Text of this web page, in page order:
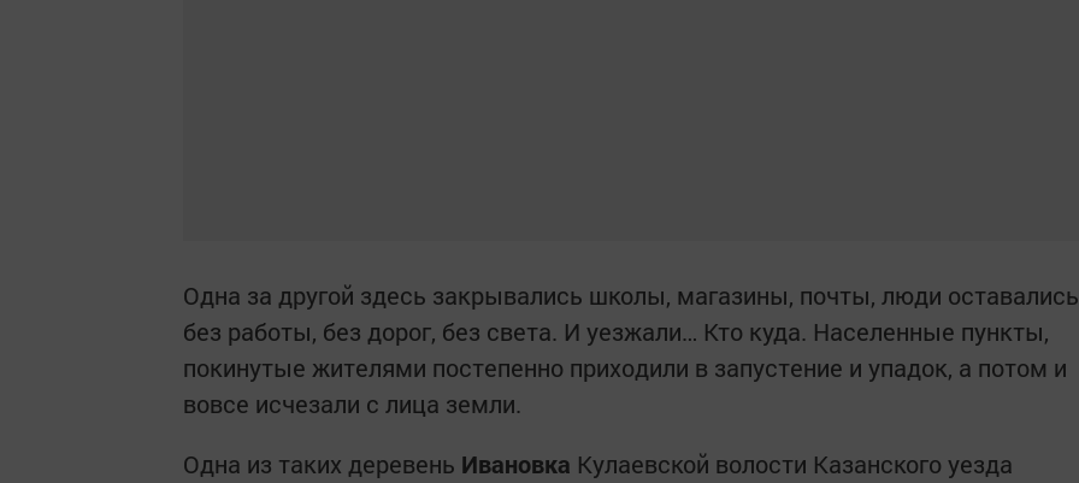
Одна за другой здесь закрывались школы, магазины, почты, люди оставались
без работы, без дорог, без света. И уезжали… Кто куда. Населенные пункты,
покинутые жителями постепенно приходили в запустение и упадок, а потом и
вовсе исчезали с лица земли.
Одна из таких деревень Ивановка Кулаевской волости Казанского уезда